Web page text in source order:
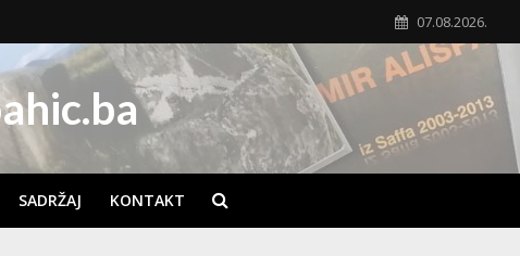
07.08.2026.
SADRŽAJ KONTAKT